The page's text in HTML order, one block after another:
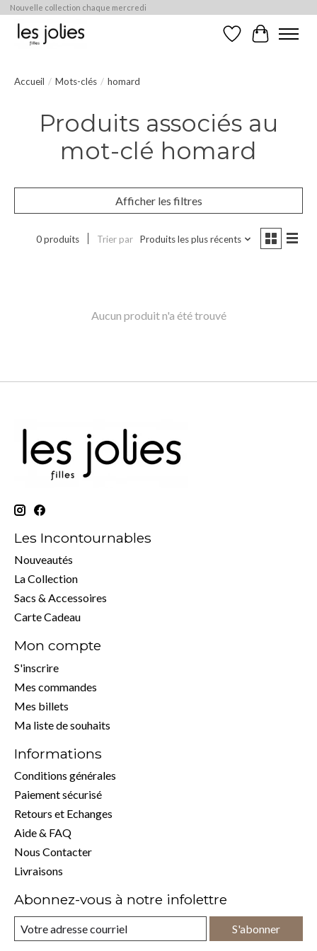
Nouvelle collection chaque mercredi
Liste de souhaits
Panier
Accueil / Mots-clés / homard
Produits associés au
mot-clé homard
Afficher les filtres
0 produits Trier par Produits les plus récents
Aucun produit n'a été trouvé
Les Incontournables
Nouveautés
La Collection
Sacs & Accessoires
Carte Cadeau
Mon compte
S'inscrire
Mes commandes
Mes billets
Ma liste de souhaits
Informations
Conditions générales
Paiement sécurisé
Retours et Echanges
Aide & FAQ
Nous Contacter
Livraisons
Abonnez-vous à notre infolettre
S'abonner